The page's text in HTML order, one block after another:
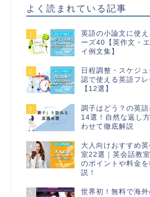
よく読まれている記事
1
英語の小論文に使え
ーズ40【英作文・
イ例文集】
2
日程調整・スケジ
認で使える英語フレ
【12選】
3
調子はどう？の英語
14選！自然な返し
わせて徹底解説
4
大人向けおすすめ英
室22選｜英会話教
のポイントや料金
説！
5
世界初！無料で海外